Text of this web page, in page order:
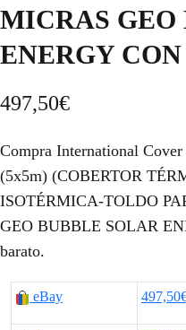
MICRAS GEO
ENERGY CON
497,50€
Compra International
(5x5m) (COBERTOR
ISOTÉRMICA-TOLDO
GEO BUBBLE SOLAR
barato.
eBay